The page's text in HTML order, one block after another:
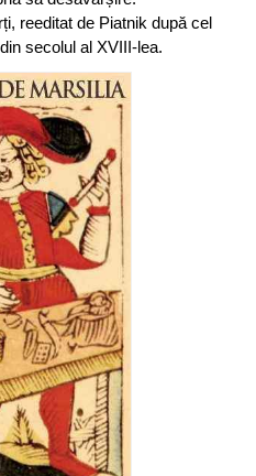
reeditat de Piatnik după cel
secolul al XVIII-lea.